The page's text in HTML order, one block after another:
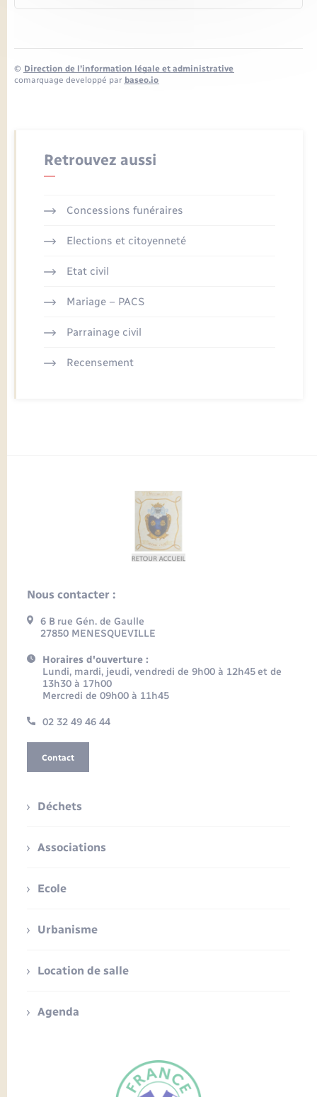
© Direction de l’information légale et administrative
comarquage developpé par baseo.io
Retrouvez aussi
Concessions funéraires
Elections et citoyenneté
Etat civil
Mariage – PACS
Parrainage civil
Recensement
Nous contacter :
6 B rue Gén. de Gaulle
27850 MENESQUEVILLE
Horaires d'ouverture :
Lundi, mardi, jeudi, vendredi de 9h00 à 12h45 et de
13h30 à 17h00
Mercredi de 09h00 à 11h45
02 32 49 46 44
Contact
Déchets
Associations
Ecole
Urbanisme
Location de salle
Agenda